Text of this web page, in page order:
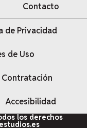
Contacto
de Privacidad
de Uso
Contratación
Accesibilidad
los derechos